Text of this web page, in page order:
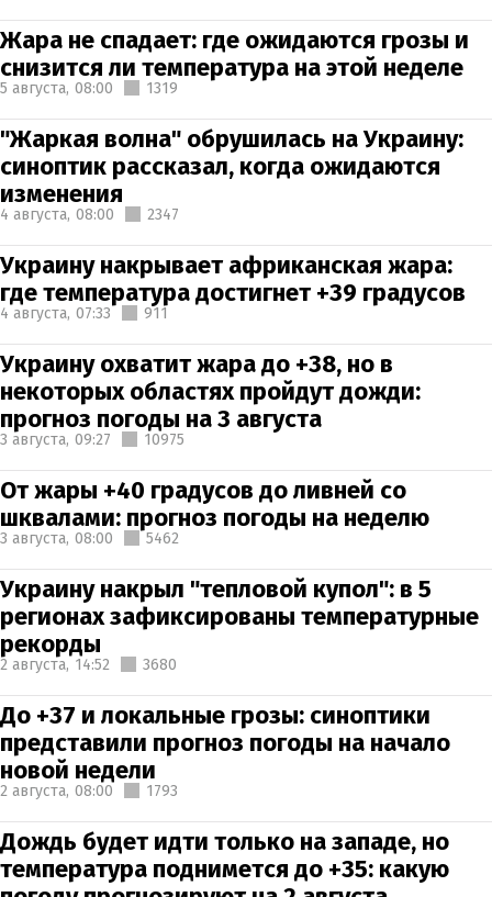
Жара не спадает: где ожидаются грозы и
снизится ли температура на этой неделе
5 августа, 08:00 1319
"Жаркая волна" обрушилась на Украину:
синоптик рассказал, когда ожидаются
изменения
4 августа, 08:00 2347
Украину накрывает африканская жара:
где температура достигнет +39 градусов
4 августа, 07:33 911
Украину охватит жара до +38, но в
некоторых областях пройдут дожди:
прогноз погоды на 3 августа
3 августа, 09:27 10975
От жары +40 градусов до ливней со
шквалами: прогноз погоды на неделю
3 августа, 08:00 5462
Украину накрыл "тепловой купол": в 5
регионах зафиксированы температурные
рекорды
2 августа, 14:52 3680
До +37 и локальные грозы: синоптики
представили прогноз погоды на начало
новой недели
2 августа, 08:00 1793
Дождь будет идти только на западе, но
температура поднимется до +35: какую